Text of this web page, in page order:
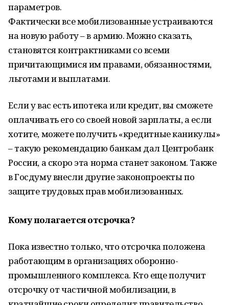
параметров.
Фактически все мобилизованные устраиваются
на новую работу – в армию. Можно сказать,
становятся контрактниками со всеми
причитающимися им правами, обязанностями,
льготами и выплатами.
Если у вас есть ипотека или кредит, вы сможете
оплачивать его со своей новой зарплаты, а если
хотите, можете получить «кредитные каникулы»
– такую рекомендацию банкам дал Центробанк
России, а скоро эта норма станет законом. Также
в Госдуму внесли другие законопроекты по
защите трудовых прав мобилизованных.
Кому полагается отсрочка?
Пока известно только, что отсрочка положена
работающим в организациях оборонно-
промышленного комплекса. Кто еще получит
отсрочку от частичной мобилизации, в